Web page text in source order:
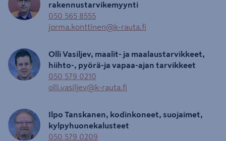
rakennustarvikemyynti
050 565 8555
jorma.konttinen@k-rauta.fi
Olli Vasiljev, maalit- ja maalaustarvikkeet,
hiihto-, pyörä-ja vapaa-ajan tarvikkeet
050 579 0210
olli.vasiljev@k-rauta.fi
Ilpo Tanskanen, kodinkoneet, suojaimet,
kylpyhuonekalusteet
050 579 0209